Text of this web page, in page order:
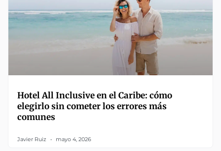
Hotel All Inclusive en el Caribe: cómo
elegirlo sin cometer los errores más
comunes
Javier Ruiz mayo 4, 2026